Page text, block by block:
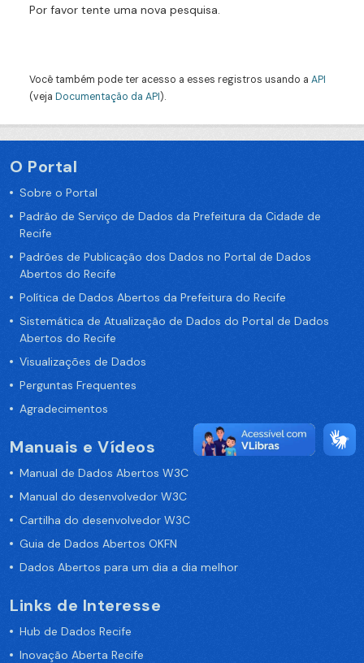
Por favor tente uma nova pesquisa.
Você também pode ter acesso a esses registros usando a API
(veja Documentação da API).
O Portal
Sobre o Portal
Padrão de Serviço de Dados da Prefeitura da Cidade de
Recife
Padrões de Publicação dos Dados no Portal de Dados
Abertos do Recife
Política de Dados Abertos da Prefeitura do Recife
Sistemática de Atualização de Dados do Portal de Dados
Abertos do Recife
Visualizações de Dados
Perguntas Frequentes
Agradecimentos
Manuais e Vídeos
Manual de Dados Abertos W3C
Manual do desenvolvedor W3C
Cartilha do desenvolvedor W3C
Guia de Dados Abertos OKFN
Dados Abertos para um dia a dia melhor
Links de Interesse
Hub de Dados Recife
Inovação Aberta Recife